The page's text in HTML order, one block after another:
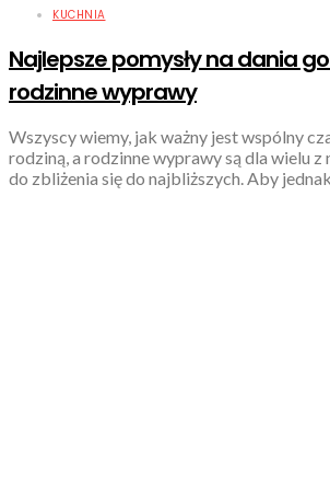
KUCHNIA
Najlepsze pomysły na dania
rodzinne wyprawy
Wszyscy wiemy, jak ważny jest wspólny
rodziną, a rodzinne wyprawy są dla wielu z
do zbliżenia się do najbliższych. Aby